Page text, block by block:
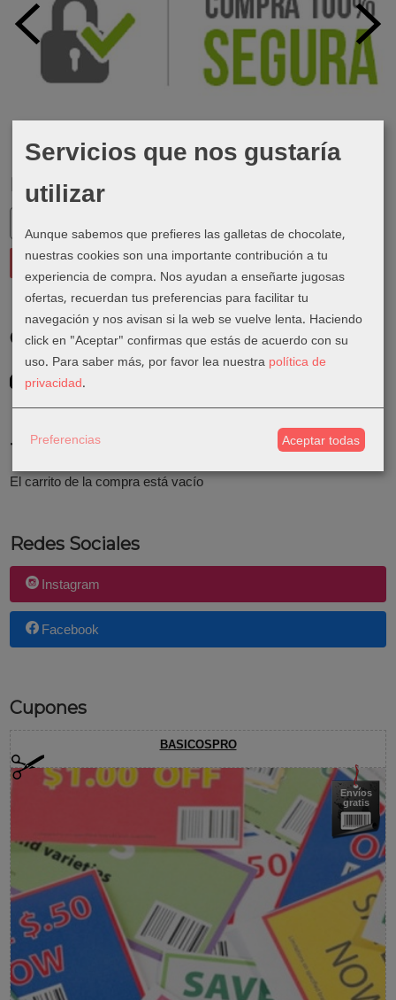
Marcas
Costes de Envío
GRATIS *
Consultar Destinos
Tu Carrito (0)
El carrito de la compra está vacío
Redes Sociales
Instagram
Facebook
Cupones
BASICOSPRO
Envíos
gratis
Servicios que nos gustaría
utilizar
Aunque sabemos que prefieres las galletas de chocolate,
nuestras cookies son una importante contribución a tu
experiencia de compra. Nos ayudan a enseñarte jugosas
ofertas, recuerdan tus preferencias para facilitar tu
navegación y nos avisan si la web se vuelve lenta. Haciendo
click en "Aceptar" confirmas que estás de acuerdo con su
uso. Para saber más, por favor lea nuestra política de
privacidad.
Preferencias Aceptar todas